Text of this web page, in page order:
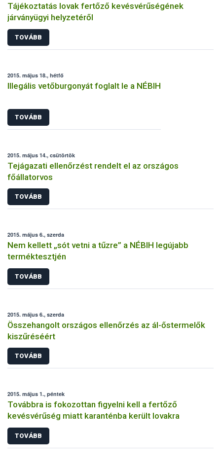
Tájékoztatás lovak fertőző kevésvérűségének
járványügyi helyzetéről
TOVÁBB
2015. május 18., hétfő
Illegális vetőburgonyát foglalt le a NÉBIH
TOVÁBB
2015. május 14., csütörtök
Tejágazati ellenőrzést rendelt el az országos
főállatorvos
TOVÁBB
2015. május 6., szerda
Nem kellett „sót vetni a tűzre” a NÉBIH legújabb
terméktesztjén
TOVÁBB
2015. május 6., szerda
Összehangolt országos ellenőrzés az ál-őstermelők
kiszűréséért
TOVÁBB
2015. május 1., péntek
Továbbra is fokozottan figyelni kell a fertőző
kevésvérűség miatt karanténba került lovakra
TOVÁBB